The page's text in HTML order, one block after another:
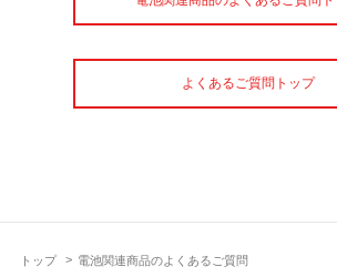
トップ 電池関連商品のよくあるご質問
よくあるご質問トップ